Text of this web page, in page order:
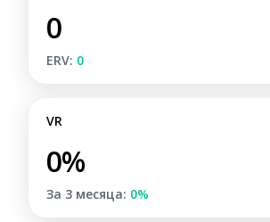
0
ERV: 0
VR
0%
За 3 месяца: 0%